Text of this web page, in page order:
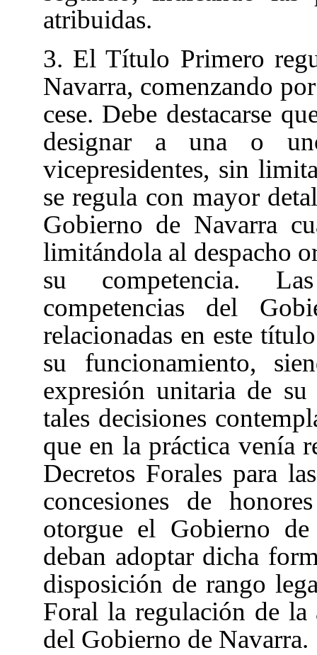
atribuidas.
3. El Título Primero
Navarra, comenzando
cese. Debe destacarse
designar a una o
vicepresidentes, sin
se regula con mayor
Gobierno de Navarra
limitándola al despacho
su competencia.
competencias del
relacionadas en este
su funcionamiento,
expresión unitaria de
tales decisiones
que en la práctica venía
Decretos Forales para
concesiones de
otorgue el Gobierno
deban adoptar dicha
disposición de rango
Foral la regulación de
del Gobierno de Navarra.